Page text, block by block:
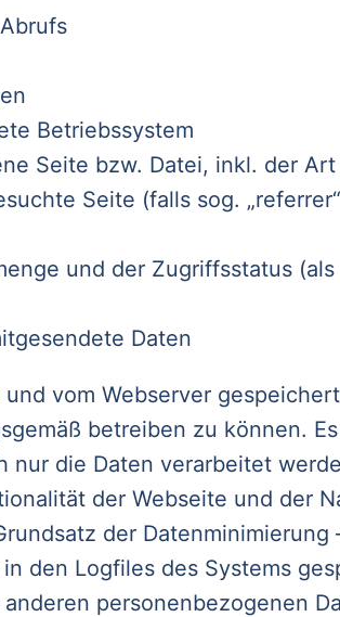
Betriebssystem
Seite bzw. Datei, inkl. der
Seite (falls sog.
und der Zugriffsstatus
Daten
vom Webserver
betreiben zu können.
nur die Daten verarbeitet
der Webseite und der
der Datenminimierung
den Logfiles des Systems
personenbezogenen